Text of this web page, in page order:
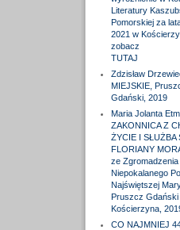
Literatury
Pomorskiej za
2021 w
zobacz
TUTAJ
Zdzisław
MIEJSKIE,
Gdański, 2019
Maria Jolanta
ZAKONNICA Z
ŻYCIE I SŁUŻBA
FLORIANY
ze Zgromadzenia
Niepokalanego
Najświętszej
Pruszcz Gdański
Kościerzyna,
CO NAJMNIEJ